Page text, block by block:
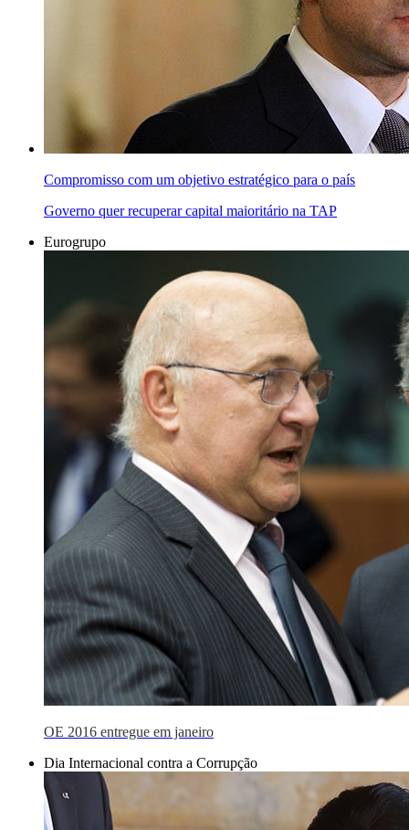
Compromisso com um objetivo estratégico para o país
Governo quer recuperar capital maioritário na TAP
Eurogrupo
OE 2016 entregue em janeiro
Dia Internacional contra a Corrupção